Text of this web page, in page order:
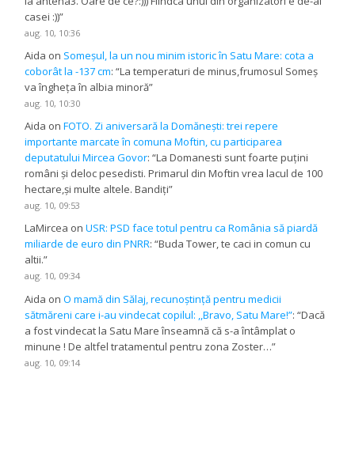
casei :))”
aug. 10, 10:36
Aida on Someșul, la un nou minim istoric în Satu Mare: cota a
coborât la -137 cm: “La temperaturi de minus,frumosul Someș
va îngheța în albia minoră”
aug. 10, 10:30
Aida onFOTO. Zi aniversară la Domănești: trei repere
importante marcate în comuna Moftin, cu participarea
deputatului Mircea Govor: “La Domanesti sunt foarte puțini
români și deloc pesedisti. Primarul din Moftin vrea lacul de 100
hectare,și multe altele. Bandiți”
aug. 10, 09:53
LaMircea onUSR: PSD face totul pentru ca România să piardă
miliarde de euro din PNRR: “Buda Tower, te caci in comun cu
altii.”
aug. 10, 09:34
Aida onO mamă din Sălaj, recunoștință pentru medicii
sătmăreni care i-au vindecat copilul: ,,Bravo, Satu Mare!”: “Dacă
a fost vindecat la Satu Mare înseamnă că s-a întâmplat o
minune ! De altfel tratamentul pentru zona Zoster…”
aug. 10, 09:14